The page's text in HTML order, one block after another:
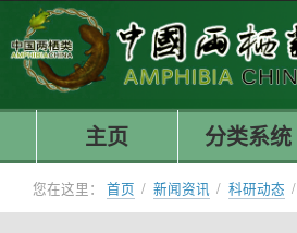
主页 分类系统
您在这里： 首页 / 新闻资讯 / 科研动态 /